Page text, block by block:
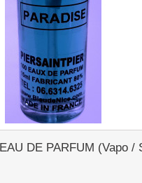
DE PARFUM (Vapo /